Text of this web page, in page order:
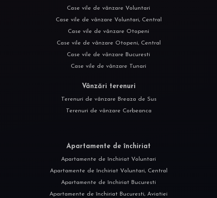
Case vile de vânzare Voluntari
Case vile de vânzare Voluntari, Central
Case vile de vânzare Otopeni
Case vile de vânzare Otopeni, Central
Case vile de vânzare Bucuresti
Case vile de vânzare Tunari
Vânzări terenuri
Terenuri de vânzare Breaza de Sus
Terenuri de vânzare Corbeanca
Apartamente de închiriat
Apartamente de închiriat Voluntari
Apartamente de închiriat Voluntari, Central
Apartamente de închiriat Bucuresti
Apartamente de închiriat Bucuresti, Aviatiei